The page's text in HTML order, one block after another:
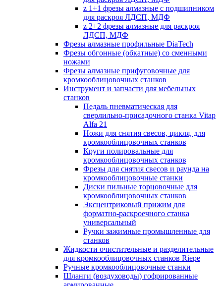
z 1+1 фрезы алмазные с подшипником
для раскроя ЛДСП, МДФ
z 2+2 фрезы алмазные для раскроя
ЛДСП, МДФ
Фрезы алмазные профильные DiaTech
Фрезы обгонные (обкатные) со сменными
ножами
Фрезы алмазные прифуговочные для
кромкооблицовочных станков
Инструмент и запчасти для мебельных
станков
Педаль пневматическая для
сверлильно-присадочного станка Vitap
Alfa 21
Ножи для снятия свесов, цикля, для
кромкооблицовочных станков
Круги полировальные для
кромкооблицовочных станков
Фрезы для снятия свесов и раунда на
кромкооблицовочные станки
Диски пильные торцовочные для
кромкооблицовочных станков
Эксцентриковый прижим для
форматно-раскроечного станка
универсальный
Ручки зажимные промышленные для
станков
Жидкости очистительные и разделительные
для кромкооблицовочных станков Riepe
Ручные кромкооблицовочные станки
Шланги (воздуховоды) гофрированные